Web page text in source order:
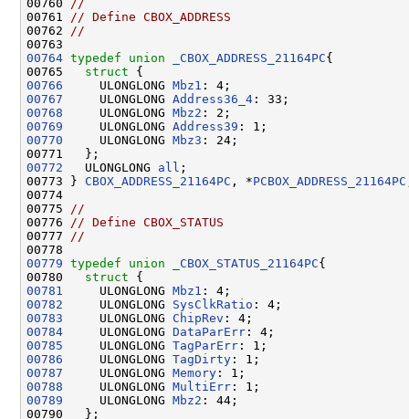
00760
//
00761
// Define CBOX_ADDRESS
00762
//
00764 typedef union _CBOX_ADDRESS_21164PC{
00765 struct
00766
     ULONGLONG
Mbz1
00767
     ULONGLONG
Address36_4
00768
     ULONGLONG
Mbz2
00769
     ULONGLONG
Address39
00770
     ULONGLONG
Mbz3 : 24;
00772
   ULONGLONG
all ;
00773 } CBOX_ADDRESS_21164PC , *PCBOX_ADDRESS_21164PC
00774
00775
//
00776
// Define CBOX_STATUS
00777
//
00779 typedef union _CBOX_STATUS_21164PC{
00780 struct
00781
     ULONGLONG
Mbz1
00782
     ULONGLONG
SysClkRatio
00783
     ULONGLONG
ChipRev
00784
     ULONGLONG
DataParErr
00785
     ULONGLONG
TagParErr
00786
     ULONGLONG
TagDirty
00787
     ULONGLONG
Memory
00788
     ULONGLONG
MultiErr
00789
     ULONGLONG
Mbz2 : 44;